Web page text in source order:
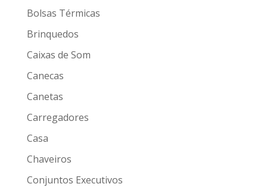
Bolsas Térmicas
Brinquedos
Caixas de Som
Canecas
Canetas
Carregadores
Casa
Chaveiros
Conjuntos Executivos